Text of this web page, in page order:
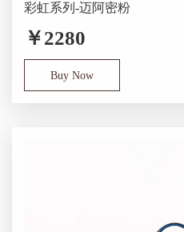
彩虹系列-迈阿密粉
￥2280
Buy Now